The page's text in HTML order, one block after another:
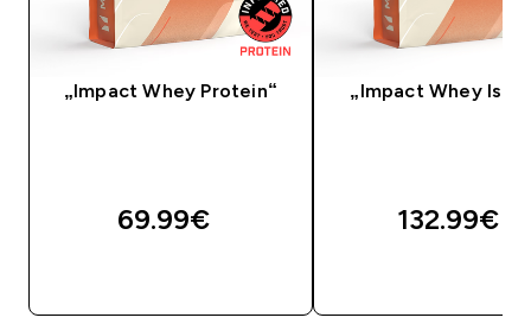
„Impact Whey Protein“
69.99€‎
„Impact Whey
132.99€‎